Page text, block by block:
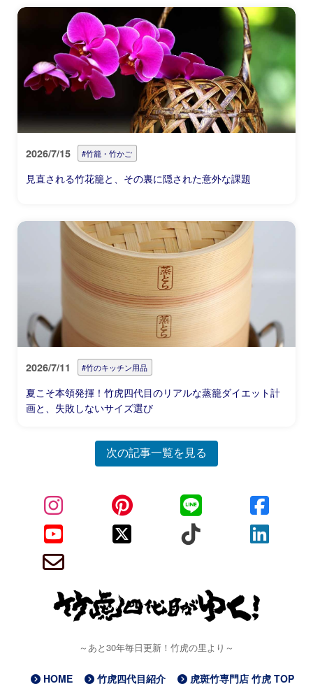
2026/7/15 #竹籠・竹かご
見直される竹花籠と、その裏に隠された意外な課題
2026/7/11 #竹のキッチン用品
夏こそ本領発揮！竹虎四代目のリアルな蒸籠ダイエット計
画と、失敗しないサイズ選び
次の記事一覧を見る
～あと30年毎日更新！竹虎の里より～
HOME 竹虎四代目紹介 虎斑竹専門店 竹虎 TOP